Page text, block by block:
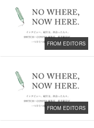
FROM EDITORS
FROM EDITORS